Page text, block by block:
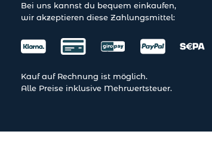
Bei uns kannst du bequem einkaufen,
wir akzeptieren diese Zahlungsmittel:
Kauf auf Rechnung ist möglich.
Alle Preise inklusive Mehrwertsteuer.